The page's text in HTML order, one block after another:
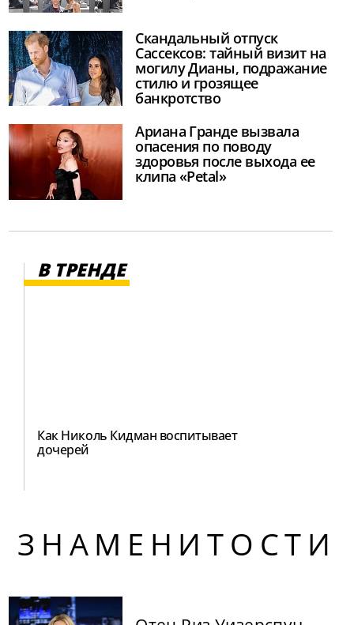
Скандальный отпуск
Сассексов: тайный визит на
могилу Дианы, подражание
стилю и грозящее
банкротство
Ариана Гранде вызвала
опасения по поводу
здоровья после выхода ее
клипа «Petal»
В ТРЕНДЕ
Как Николь Кидман воспитывает
дочерей
ЗНАМЕНИТОСТИ